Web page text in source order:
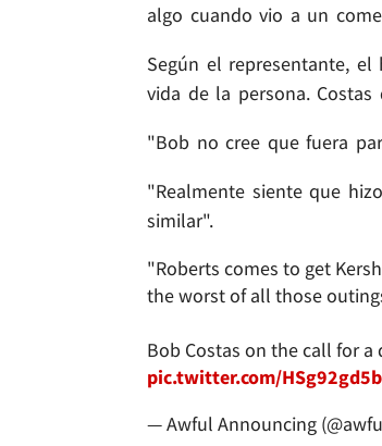
algo cuando vio a un
Según el representante,
vida de la persona.
"Bob no cree que fuera
"Realmente siente que
similar".
"Roberts comes to get
the worst of all those
Bob Costas on the call for
pic.twitter.com/
— Awful Announcing